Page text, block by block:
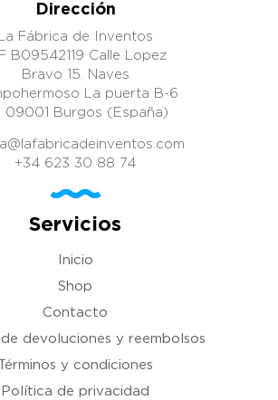
Dirección
La Fábrica de Inventos
B09542119 Calle Lopez
Bravo 15. Naves
La puerta B-6
09001 Burgos (España)
+34 623 30 88 74
Servicios
Inicio
Shop
Contacto
devoluciones y reembolsos
Términos y condiciones
Política de privacidad